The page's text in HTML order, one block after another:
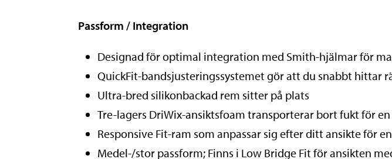
Passform / Integration
Designad för optimal integration med Smith-hjälmar för
QuickFit-bandsjusteringssystemet gör att du snabbt hittar
Ultra-bred silikonbackad rem sitter på plats
Tre-lagers DriWix-ansiktsfoam transporterar bort fukt för
Responsive Fit-ram som anpassar sig efter ditt ansikte för
Medel-/stor passform; Finns i Low Bridge Fit för ansikten